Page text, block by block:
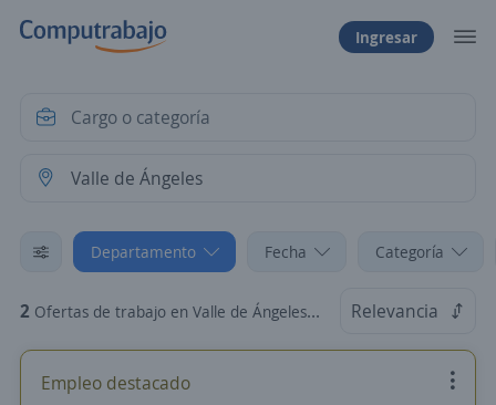
Ingresar
Departamento Fecha Categoría
2 Ofertas de trabajo en Valle de Ángeles, Francisco Morazán Relevancia
Empleo destacado